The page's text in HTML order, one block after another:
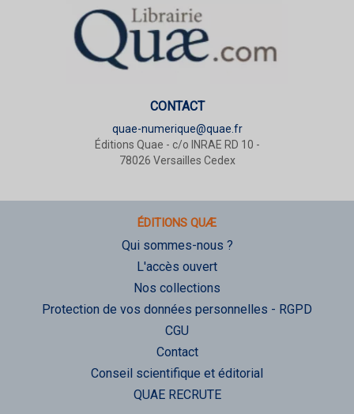
CONTACT
quae-numerique@quae.fr
Éditions Quae - c/o INRAE RD 10 -
78026 Versailles Cedex
ÉDITIONS QUÆ
Qui sommes-nous ?
L'accès ouvert
Nos collections
Protection de vos données personnelles - RGPD
CGU
Contact
Conseil scientifique et éditorial
QUAE RECRUTE